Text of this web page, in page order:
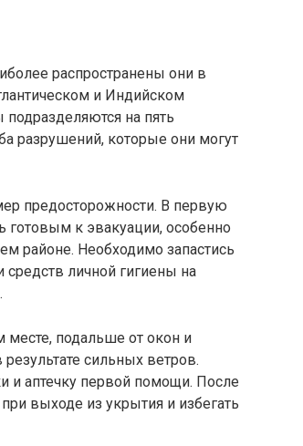
распространены они в
и Индийском
на пять
разрушений, которые они могут
предосторожности. В первую
готовым к эвакуации, особенно
районе. Необходимо запастись
личной гигиены на
месте, подальше от окон и
сильных ветров.
и аптечку первой помощи. После
выходе из укрытия и избегать